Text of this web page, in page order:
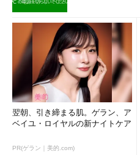
翌朝、引き締まる肌。ゲラン、ア
ベイユ・ロイヤルの新ナイトケア
PR(ゲラン｜美的.com)